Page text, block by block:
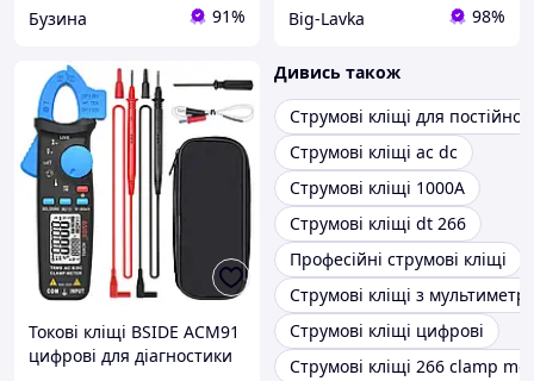
Бузина 91% Big-Lavka 98%
Токові кліщі BSIDE ACM91
цифрові для діагностики
Дивись також
Струмові кліщі для
Струмові кліщі ac dc
Струмові кліщі 1000А
Струмові кліщі dt 266
Професійні струмові кліщі
Струмові кліщі з
Струмові кліщі цифрові
Струмові кліщі 266 clamp